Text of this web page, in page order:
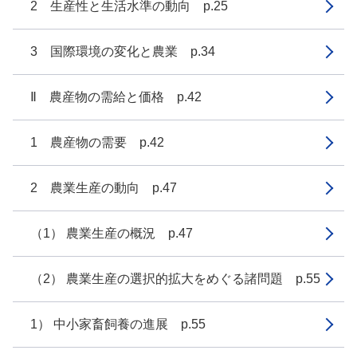
2 生産性と生活水準の動向 p.25
3 国際環境の変化と農業 p.34
Ⅱ 農産物の需給と価格 p.42
1 農産物の需要 p.42
2 農業生産の動向 p.47
（1） 農業生産の概況 p.47
（2） 農業生産の選択的拡大をめぐる諸問題 p.55
1） 中小家畜飼養の進展 p.55